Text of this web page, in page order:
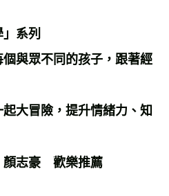
系列
與眾不同的孩子，跟著經
大冒險，提升情緒力、知
志豪　歡樂推薦